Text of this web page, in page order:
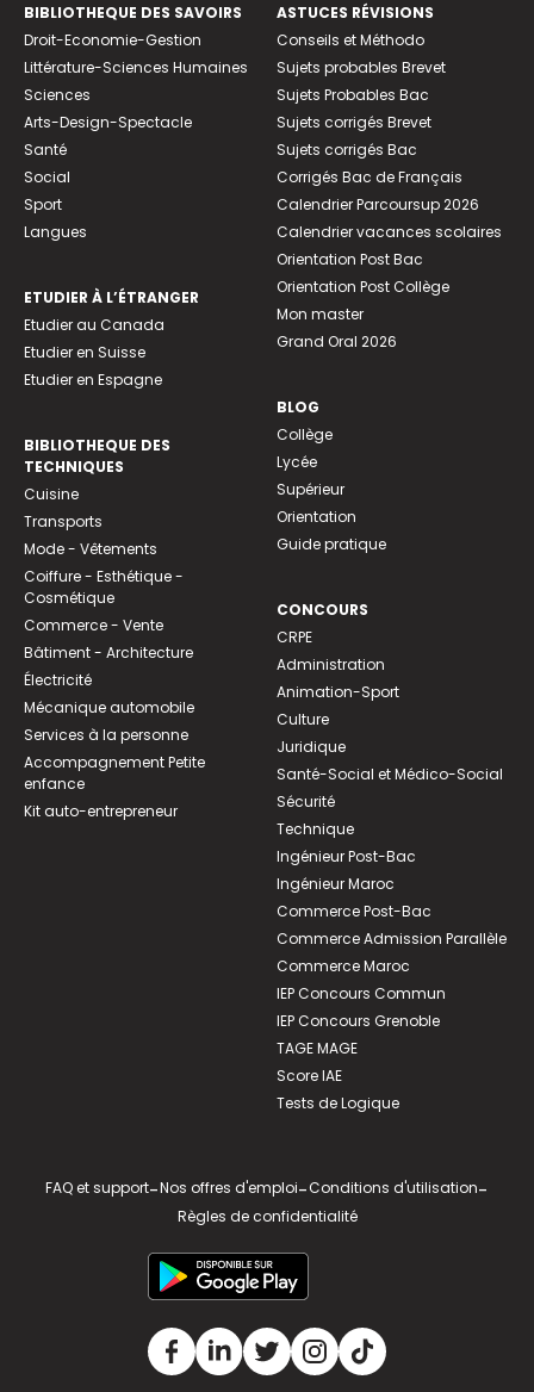
BIBLIOTHEQUE DES SAVOIRS
Droit-Economie-Gestion
Littérature-Sciences Humaines
Sciences
Arts-Design-Spectacle
Santé
Social
Sport
Langues
ETUDIER À L’ÉTRANGER
Etudier au Canada
Etudier en Suisse
Etudier en Espagne
BIBLIOTHEQUE DES
TECHNIQUES
Cuisine
Transports
Mode - Vêtements
Coiffure - Esthétique -
Cosmétique
Commerce - Vente
Bâtiment - Architecture
Électricité
Mécanique automobile
Services à la personne
Accompagnement Petite
enfance
Kit auto-entrepreneur
ASTUCES RÉVISIONS
Conseils et Méthodo
Sujets probables Brevet
Sujets Probables Bac
Sujets corrigés Brevet
Sujets corrigés Bac
Corrigés Bac de Français
Calendrier Parcoursup 2026
Calendrier vacances scolaires
Orientation Post Bac
Orientation Post Collège
Mon master
Grand Oral 2026
BLOG
Collège
Lycée
Supérieur
Orientation
Guide pratique
CONCOURS
CRPE
Administration
Animation-Sport
Culture
Juridique
Santé-Social et Médico-Social
Sécurité
Technique
Ingénieur Post-Bac
Ingénieur Maroc
Commerce Post-Bac
Commerce Admission Parallèle
Commerce Maroc
IEP Concours Commun
IEP Concours Grenoble
TAGE MAGE
Score IAE
Tests de Logique
FAQ et support-Nos offres d'emploi-Conditions d'utilisation-
Règles de confidentialité